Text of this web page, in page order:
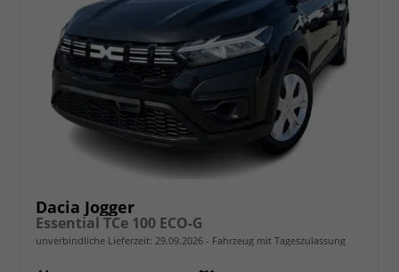
Dacia Jogger
Essential TCe 100 ECO-G
unverbindliche Lieferzeit: 29.09.2026 Fahrzeug mit Tageszulassung